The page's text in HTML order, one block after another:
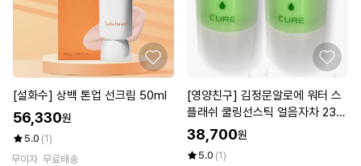
[설화수] 상백 톤업 선크림 50ml
56,330원
5.0 (1)
무이자 무료배송
[영양친구] 김정문알로에 워터 스
플래쉬 쿨링선스틱 얼음자차 23g
2개
38,700원
5.0 (1)